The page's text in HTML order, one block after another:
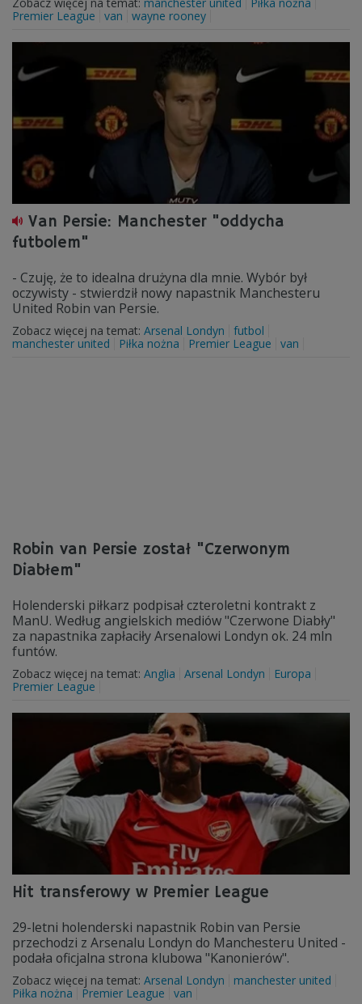
Premier League
van wayne rooney
Van Persie: Manchester "oddycha
futbolem"
- Czuję, że to idealna drużyna dla mnie. Wybór był
oczywisty - stwierdził nowy napastnik Manchesteru
United Robin van Persie.
Zobacz więcej na temat: Arsenal Londyn
futbol
manchester united
Piłka nożna Premier League van
Robin van Persie został "Czerwonym
Diabłem"
Holenderski piłkarz podpisał czteroletni kontrakt z
ManU. Według angielskich mediów "Czerwone Diabły"
za napastnika zapłaciły Arsenalowi Londyn ok. 24 mln
funtów.
Zobacz więcej na temat: Anglia Arsenal Londyn
Europa
Premier League
Hit transferowy w Premier League
29-letni holenderski napastnik Robin van Persie
przechodzi z Arsenalu Londyn do Manchesteru United -
podała oficjalna strona klubowa "Kanonierów".
Zobacz więcej na temat: Arsenal Londyn
manchester united
Piłka nożna
Premier League van